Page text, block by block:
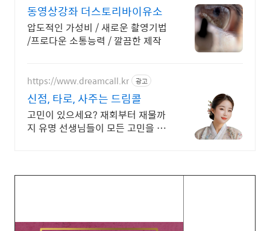
동영상강좌 더스토리바이유소
압도적인 가성비 / 새로운 촬영기법
/프로다운 소통능력 / 깔끔한 제작
https://www.dreamcall.kr 광고
신점, 타로, 사주는 드림콜
고민이 있으세요? 재회부터 재물까
지 유명 선생님들이 모든 고민을 해